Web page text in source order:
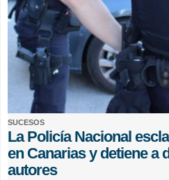
SUCESOS
La Policía Nacional
en Canarias y detiene a
autores